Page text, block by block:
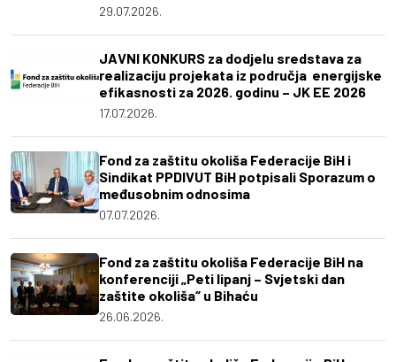
29.07.2026.
JAVNI KONKURS za dodjelu sredstava za
realizaciju projekata iz područja energijske
efikasnosti za 2026. godinu – JK EE 2026
17.07.2026.
Fond za zaštitu okoliša Federacije BiH i
Sindikat PPDIVUT BiH potpisali Sporazum o
međusobnim odnosima
07.07.2026.
Fond za zaštitu okoliša Federacije BiH na
konferenciji „Peti lipanj – Svjetski dan
zaštite okoliša“ u Bihaću
26.06.2026.